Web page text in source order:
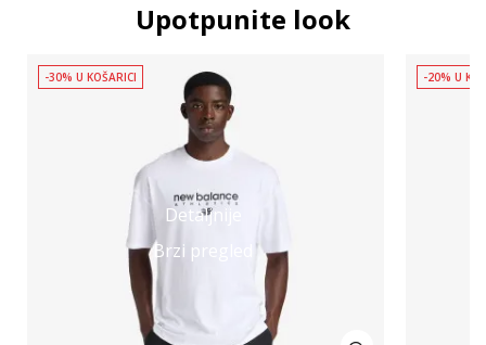
Upotpunite look
Detaljnije
Brzi pregled
-30% U KOŠARICI -20% U